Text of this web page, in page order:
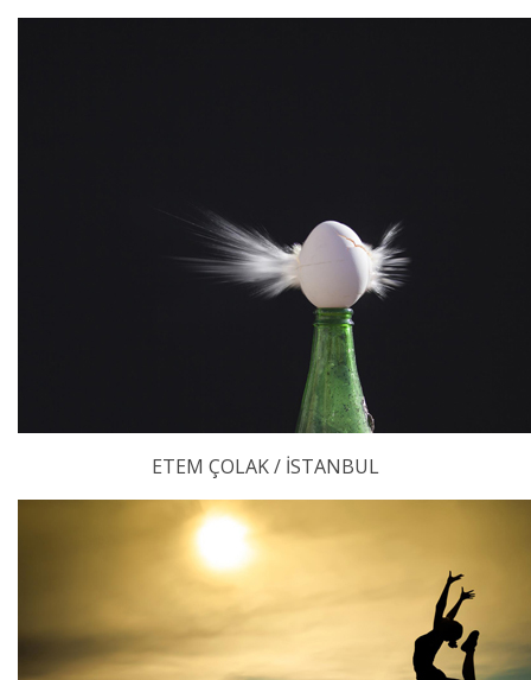
ETEM ÇOLAK / İSTANBUL